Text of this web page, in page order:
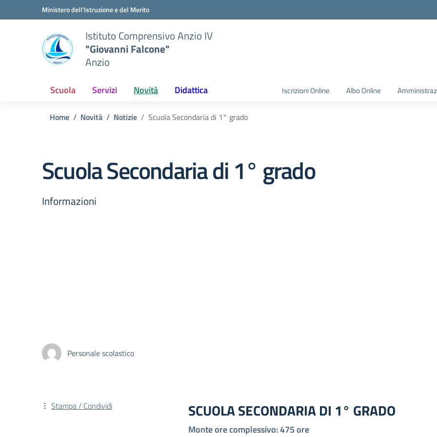
Vai ai contenuti
Vai al menu di navigazioneMinistero dell'Istruzione e del Merito
Istituto Comprensivo Anzio IV
"Giovanni Falcone"
Anzio
Scuola Servizi Novità Didattica Iscrizioni Online Albo Online
Home Novità Notizie Scuola Secondaria di 1° grado
Scuola Secondaria di 1° grado
Informazioni
Personale scolastico
SCUOLA SECONDARIA DI 1° GRADO
Monte ore complessivo: 475 ore
Stampa / Condividi